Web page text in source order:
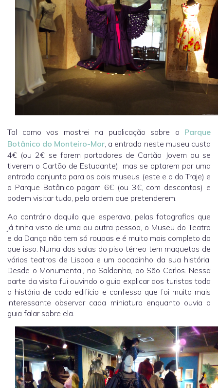
Tal como vos mostrei na publicação sobre o Parque
Botânico do Monteiro-Mor, a entrada neste museu custa
4€ (ou 2€ se forem portadores de Cartão Jovem ou se
tiverem o Cartão de Estudante), mas se optarem por uma
entrada conjunta para os dois museus (este e o do Traje) e
o Parque Botânico pagam 6€ (ou 3€, com descontos) e
podem visitar tudo, pela ordem que pretenderem.
Ao contrário daquilo que esperava, pelas fotografias que
já tinha visto de uma ou outra pessoa, o Museu do Teatro
e da Dança não tem só roupas e é muito mais completo do
que isso. Numa das salas do piso térreo tem maquetas de
vários teatros de Lisboa e um bocadinho da sua história.
Desde o Monumental, no Saldanha, ao São Carlos. Nessa
parte da visita fui ouvindo o guia explicar aos turistas toda
a história de cada edifício e confesso que foi muito mais
interessante observar cada miniatura enquanto ouvia o
guia falar sobre ela.